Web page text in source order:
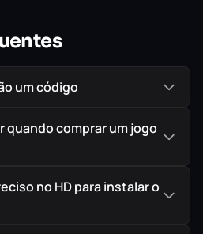
um código
quando comprar um jogo
no HD para instalar o